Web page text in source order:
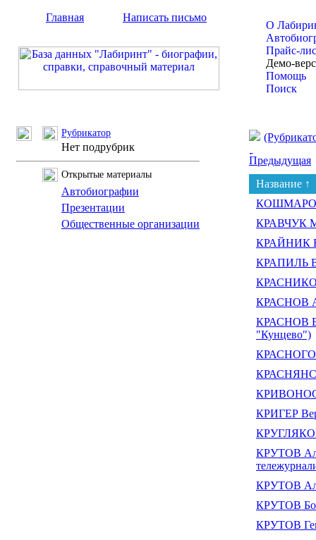
Главная Написать письмо
О
Прайс-
Демо-
Помощь
Поиск
Рубрикатор
Нет подрубрик
Открытые материалы
Автобиографии
Презентации
Общественные организации
Предыдущая
Название ↑
КОШМАРОВ
КРАВЧУК
КРАЙНИК
КРАПИЛЬ
КРАСНОВ
КРАСНОВ
"Кунцево")
КРИГЕР
КРУТОВ
КРУТОВ
КРУТОВ
КРУТОВ